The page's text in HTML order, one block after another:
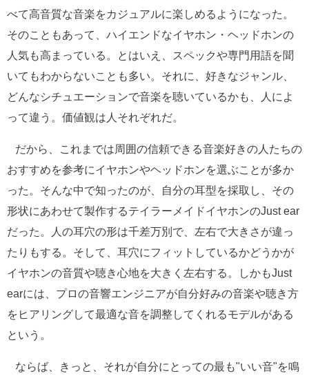
べて高音質な音楽をカジュアルに楽しめるようになった。
そのこともあって、ハイエンドなイヤホン・ヘッドホンの
人気も高まっている。とはいえ、スペックや専門用語を聞
いてもわからないことも多い。それに、好きなジャンル、
どんなシチュエーションで音楽を聴いているかも、人によ
って違う。価値観は人それぞれだ。
だから、これまでは周囲の信頼できる音楽好きの人たちの
おすすめを参考にイヤホンやヘッドホンを選ぶことが多か
った。そんな中で知ったのが、自分の耳型を採取し、その
形状にあわせて製作するテイラーメイドイヤホンのJust ear
だった。人の耳穴の形は千差万別で、左右で大きさが違っ
たりもする。そして、耳穴にフィットしているかどうかが
イヤホンの音質や聴き心地を大きく左右する。しかもJust
earには、プロの音響エンジニアが自分好みの音楽や聴き方
をヒアリングして最適な音を調整してくれるモデルがある
という。
ならば、きっと、それが自分にとっての最も"いい音"を鳴